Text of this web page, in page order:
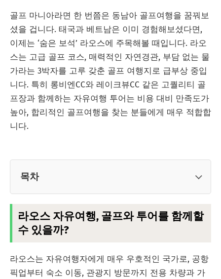
골프 마니아라면 한 번쯤은 동남아 골프여행을 꿈꿔보
셨을 겁니다. 태국과 베트남은 이미 경험해보셨다면,
이제는 ‘숨은 보석’ 라오스에 주목해볼 때입니다. 라오
스는 고급 골프 코스, 매력적인 자연경관, 부담 없는 물
가라는 3박자를 고루 갖춘 골프 여행지로 급부상 중입
니다. 특히 롱비엔CC와 레이크뷰CC 같은 고퀄리티 골
프장과 함께하는 자유여행 투어는 비용 대비 만족도가
높아, 합리적인 골프여행을 찾는 분들에게 매우 적합합
니다.
목차
라오스 자유여행, 골프와 투어를 함께할
수 있을까?
라오스는 자유여행자에게 매우 우호적인 국가로, 공항
픽업부터 숙소 이동, 관광지 방문까지 전용 차량과 가